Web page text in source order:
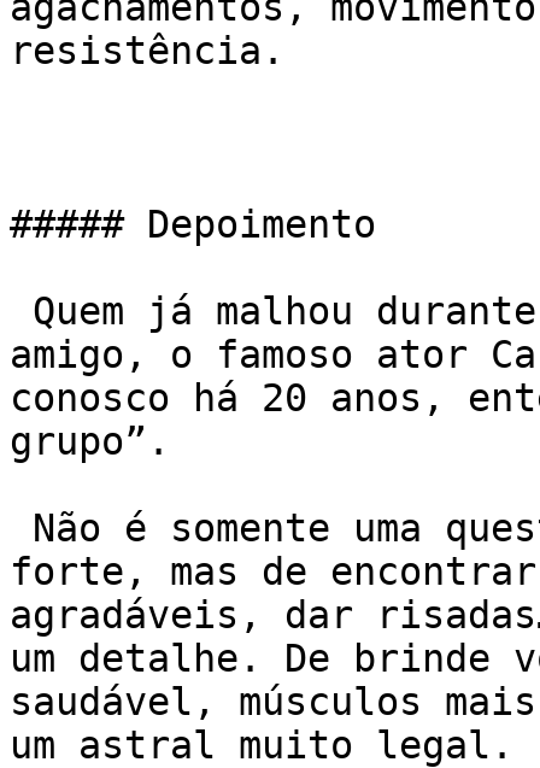
resistência.
##### Depoimento
amigo, o famoso ator
conosco há 20 anos,
grupo”.
forte, mas de
agradáveis, dar
um detalhe. De brinde
saudável, músculos
um astral muito legal.